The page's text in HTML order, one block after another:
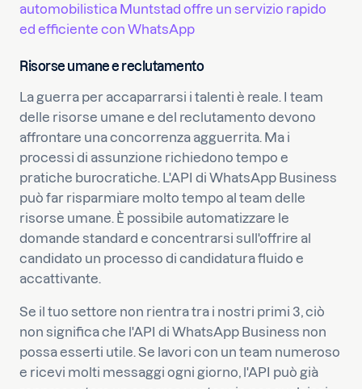
automobilistica Muntstad offre un servizio rapido
ed efficiente con WhatsApp
Risorse umane e reclutamento
La guerra per accaparrarsi i talenti è reale. I team
delle risorse umane e del reclutamento devono
affrontare una concorrenza agguerrita. Ma i
processi di assunzione richiedono tempo e
pratiche burocratiche. L'API di WhatsApp Business
può far risparmiare molto tempo al team delle
risorse umane. È possibile automatizzare le
domande standard e concentrarsi sull'offrire al
candidato un processo di candidatura fluido e
accattivante.
Se il tuo settore non rientra tra i nostri primi 3, ciò
non significa che l'API di WhatsApp Business non
possa esserti utile. Se lavori con un team numeroso
e ricevi molti messaggi ogni giorno, l'API può già